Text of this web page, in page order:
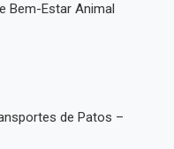
Bem-Estar Animal
de Patos –